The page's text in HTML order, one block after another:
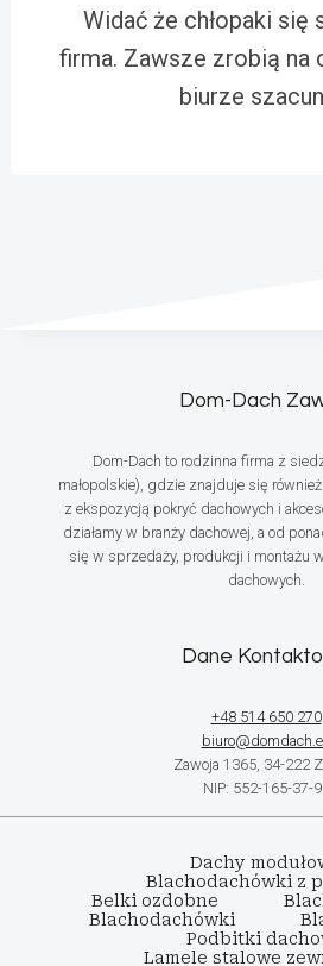
Widać że chłopaki się
firma. Zawsze zrobią na
biurze
Dom-Dach
Dom-Dach to rodzinna firma z
małopolskie), gdzie znajduje się
z ekspozycją pokryć dachowych i
działamy w branży dachowej, a od
się w sprzedaży, produkcji i montażu
dachowych.
Dane
+48 514 650 270
Zawoja 1365, 34-222
NIP: 552-165-37-
Dachy
Blachodachówki z
Belki ozdobne
Blachodachówki
Podbitki
Lamele stalowe